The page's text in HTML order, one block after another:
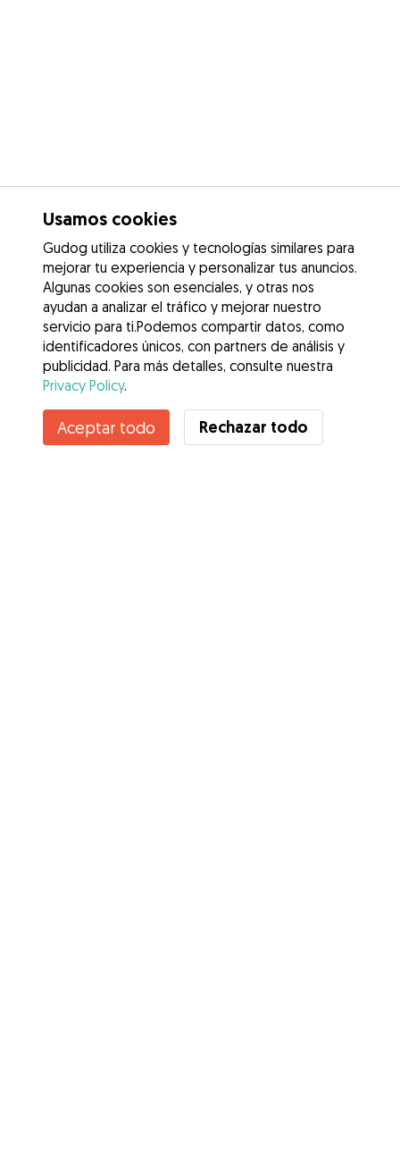
Contacta con Melanie
¿Conoces los Beneficios de Gudog? Ver más
Usamos cookies
Gudog utiliza cookies y tecnologías similares para
mejorar tu experiencia y personalizar tus anuncios.
Algunas cookies son esenciales, y otras nos
ayudan a analizar el tráfico y mejorar nuestro
servicio para ti.Podemos compartir datos, como
identificadores únicos, con partners de análisis y
publicidad. Para más detalles, consulte nuestra
Privacy Policy.
Aceptar todo Rechazar todo